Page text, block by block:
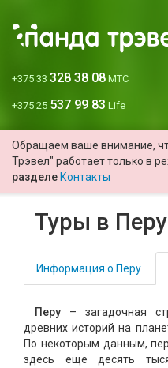
+375 33 328 38 08 МТС
+375 25 537 99 83 Life
Обращаем ваше внимание,
Трэвел" работает только в
разделе Контакты
Туры в Перу
Информация о Перу
Перу – загадочная
древних историй на
По некоторым данным,
здесь еще десять